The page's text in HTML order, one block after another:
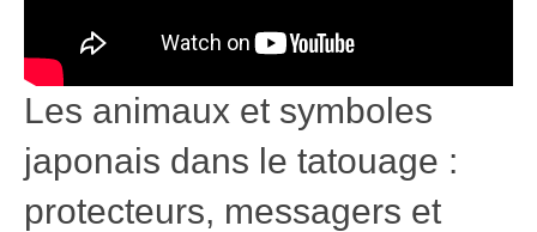
Les animaux et symboles
japonais dans le tatouage :
protecteurs, messagers et